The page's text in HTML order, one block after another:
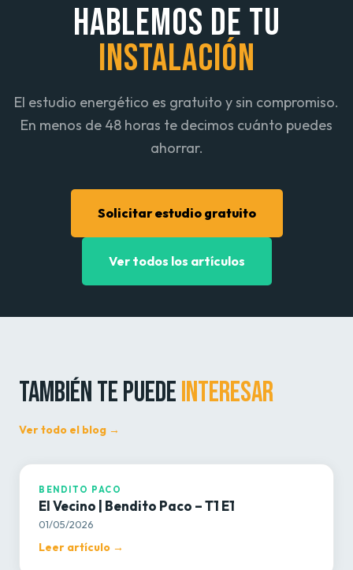
HABLEMOS DE TU
INSTALACIÓN
El estudio energético es gratuito y sin compromiso.
En menos de 48 horas te decimos cuánto puedes
ahorrar.
Solicitar estudio gratuito
Ver todos los artículos
TAMBIÉN TE PUEDEINTERESAR
Ver todo el blog →
BENDITO PACO
El Vecino | Bendito Paco – T1 E1
01/05/2026
Leer artículo →